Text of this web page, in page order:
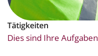
Tätigkeiten
Dies sind Ihre Aufgaben